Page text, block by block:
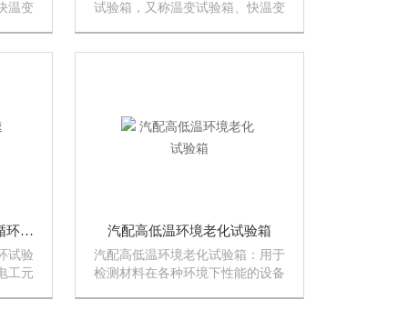
温变
试验箱，又称温变试验箱、快温变
广东电控柜温度快速变化循环试验箱
试验
工元
汽配高低温环境老化试验箱
汽配高低温环境老化试验箱：用于
检测材料在各种环境下性能的设备